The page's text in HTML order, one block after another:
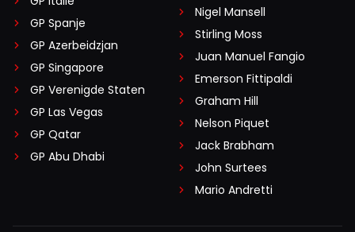
GP Spanje
GP Azerbeidzjan
GP Singapore
GP Verenigde Staten
GP Las Vegas
GP Qatar
GP Abu Dhabi
Nigel Mansell
Stirling Moss
Juan Manuel Fangio
Emerson Fittipaldi
Graham Hill
Nelson Piquet
Jack Brabham
John Surtees
Mario Andretti